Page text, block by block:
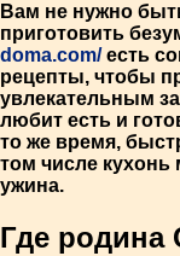
Вам не нужно
приготовить
doma.com/есть
рецепты, чтобы
увлекательным
любит есть и
то же время,
том числе кухонь
ужина.
Где родина